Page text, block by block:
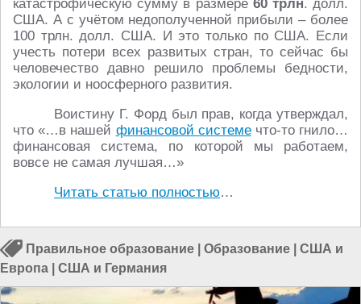
катастрофическую сумму в размере 60 трлн. долл.
США. А с учётом недополученной прибыли – более
100 трлн. долл. США. И это только по США. Если
учесть потери всех развитых стран, то сейчас бы
человечество давно решило проблемы бедности,
экологии и ноосферного развития.
Воистину Г. Форд был прав, когда утверждал,
что «…в нашей финансовой системечто-то гнило…
финансовая система, по которой мы работаем,
вовсе не самая лучшая…»
Читать статью полностью…
Правильное образование Образование
США и
Европа
США и Германия